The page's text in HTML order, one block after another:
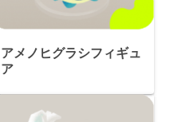
アメノヒグラシフィギュ
ア